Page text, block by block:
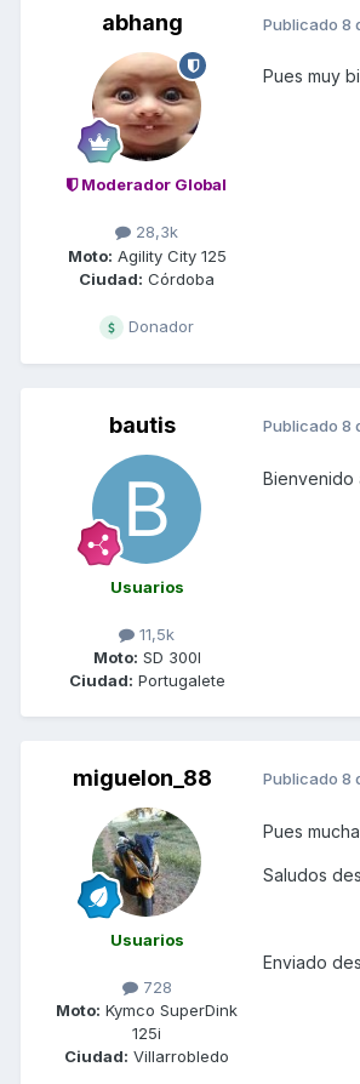
abhang
Moderador Global
28,3k
Moto: Agility City 125
Ciudad: Córdoba
Donador
Publicado 8
Pues muy
bautis
Usuarios
11,5k
Moto: SD 300I
Ciudad: Portugalete
Publicado 8
Bienvenido
miguelon_88
Usuarios
728
Moto: Kymco SuperDink
125i
Ciudad: Villarrobledo
Publicado 8
Pues
Saludos
Enviado